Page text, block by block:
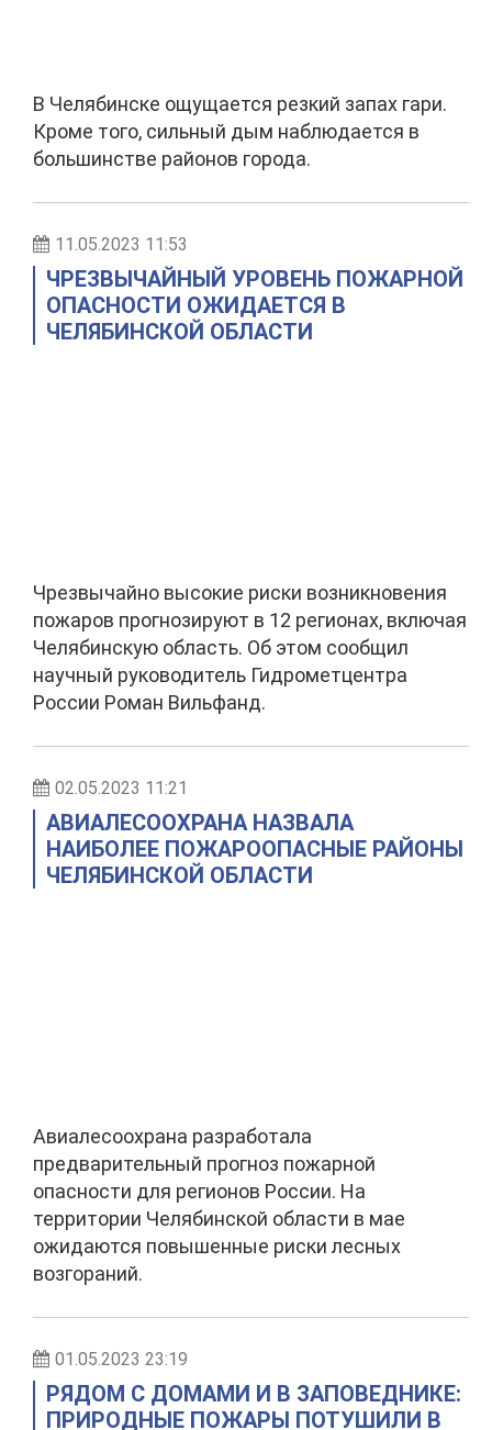
В Челябинске ощущается резкий запах гари.
Кроме того, сильный дым наблюдается в
большинстве районов города.
11.05.2023 11:53
ЧРЕЗВЫЧАЙНЫЙ УРОВЕНЬ ПОЖАРНОЙ
ОПАСНОСТИ ОЖИДАЕТСЯ В
ЧЕЛЯБИНСКОЙ ОБЛАСТИ
Чрезвычайно высокие риски возникновения
пожаров прогнозируют в 12 регионах, включая
Челябинскую область. Об этом сообщил
научный руководитель Гидрометцентра
России Роман Вильфанд.
02.05.2023 11:21
АВИАЛЕСООХРАНА НАЗВАЛА
НАИБОЛЕЕ ПОЖАРООПАСНЫЕ РАЙОНЫ
ЧЕЛЯБИНСКОЙ ОБЛАСТИ
Авиалесоохрана разработала
предварительный прогноз пожарной
опасности для регионов России. На
территории Челябинской области в мае
ожидаются повышенные риски лесных
возгораний.
01.05.2023 23:19
РЯДОМ С ДОМАМИ И В ЗАПОВЕДНИКЕ:
ПРИРОДНЫЕ ПОЖАРЫ ПОТУШИЛИ В